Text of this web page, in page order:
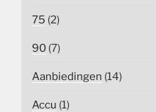
75 (2)
90 (7)
Aanbiedingen (14)
Accu (1)